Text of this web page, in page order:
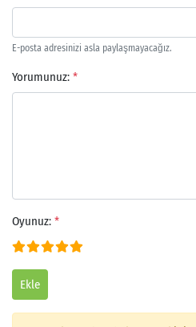
E-posta adresinizi asla paylaşmayacağız.
Yorumunuz: *
Oyunuz: *
Ekle